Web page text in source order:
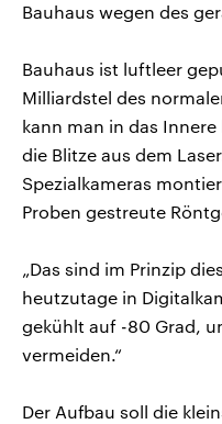
Bauhaus wegen des
Bauhaus ist luftleer
Milliardstel des
kann man in das
die Blitze aus dem
Spezialkameras
Proben gestreute
„Das sind im Prinzip
heutzutage in
gekühlt auf -80 Grad,
vermeiden.“
Der Aufbau soll die